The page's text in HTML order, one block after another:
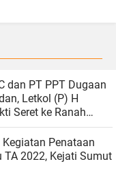
dan PT PPT Dugaan
Letkol (P) H
Seret ke Ranah
2022, Kejati Sumut